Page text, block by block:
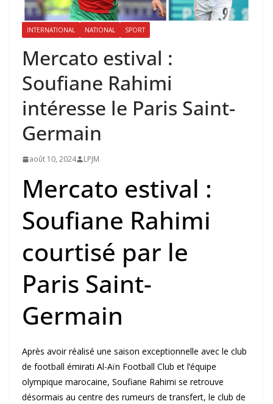
INTERNATIONAL NATIONAL SPORT
Mercato estival :
Soufiane Rahimi
intéresse le Paris Saint-
Germain
août 10, 2024 LPJM
Mercato estival :
Soufiane Rahimi
courtisé par le
Paris Saint-
Germain
Après avoir réalisé une saison exceptionnelle avec le club
de football émirati Al-Aïn Football Club et l’équipe
olympique marocaine, Soufiane Rahimi se retrouve
désormais au centre des rumeurs de transfert, le club de